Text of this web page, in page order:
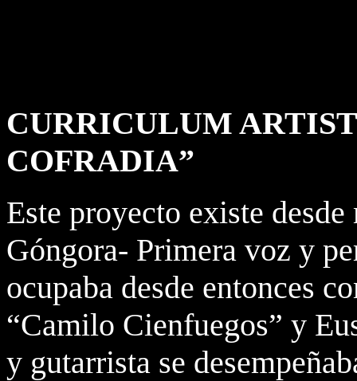
CURRICULUM
COFRADIA”
Este proyecto existe
Góngora- Primera voz y
ocupaba desde entonces
“Camilo Cienfuegos” y
y gutarrista se